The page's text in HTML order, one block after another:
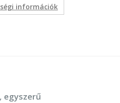
információk
egyszerű